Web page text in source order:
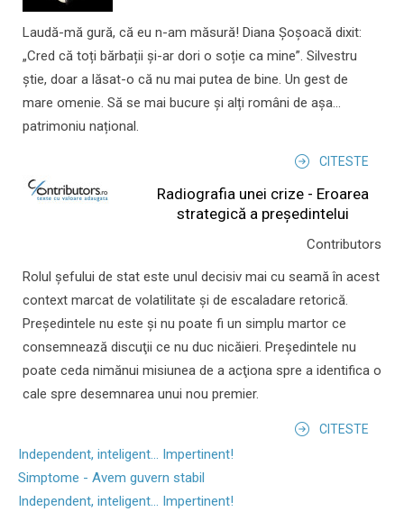
Laudă-mă gură, că eu n-am măsură! Diana Șoșoacă dixit:
„Cred că toți bărbații și-ar dori o soție ca mine”. Silvestru
știe, doar a lăsat-o că nu mai putea de bine. Un gest de
mare omenie. Să se mai bucure și alți români de așa...
patrimoniu național.
CITESTE
Radiografia unei crize - Eroarea
strategică a președintelui
Contributors
Rolul şefului de stat este unul decisiv mai cu seamă în acest
context marcat de volatilitate şi de escaladare retorică.
Preşedintele nu este şi nu poate fi un simplu martor ce
consemnează discuţii ce nu duc nicăieri. Preşedintele nu
poate ceda nimănui misiunea de a acţiona spre a identifica o
cale spre desemnarea unui nou premier.
CITESTE
Independent, inteligent... Impertinent!
Simptome - Avem guvern stabil
Independent, inteligent... Impertinent!